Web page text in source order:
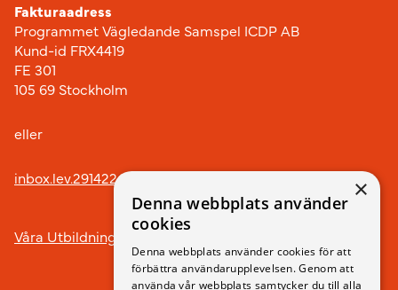
Fakturaadress
Programmet Vägledande Samspel ICDP AB
Kund-id FRX4419
FE 301
105 69 Stockholm
eller
inbox.lev.291422@arkivplats.se
Våra Utbildningar
×
Denna webbplats använder
cookies
Denna webbplats använder cookies för att
förbättra användarupplevelsen. Genom att
använda vår webbplats samtycker du till alla